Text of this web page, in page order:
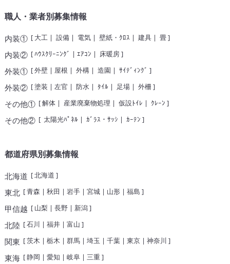
職人・業者別募集情報
内装①[ 大工| 設備| 電気| 壁紙・ｸﾛｽ | 建具| 畳]
内装②[ﾊｳｽｸﾘｰﾆﾝｸﾞ | ｴｱｺﾝ | 床暖房]
外装①[外壁| 屋根 | 外構| 造園 | ｻｲﾃﾞｨﾝｸﾞ ]
外装②[塗装 | 左官 | 防水| ﾀｲﾙ | 足場| 外柵 ]
その他①[解体| 産業廃棄物処理 | 仮設ﾄｲﾚ | ｸﾚｰﾝ ]
その他②[ 太陽光ﾊﾟﾈﾙ | ｶﾞﾗｽ・ｻｯｼ | ｶｰﾃﾝ ]
都道府県別募集情報
北海道 [北海道 ]
東北 [青森 | 秋田 | 岩手| 宮城| 山形| 福島 ]
甲信越 [ 山梨 | 長野| 新潟]
北陸 [石川 | 福井| 富山 ]
関東 [茨木 | 栃木 | 群馬| 埼玉 | 千葉| 東京| 神奈川 ]
東海[静岡 | 愛知 | 岐阜| 三重]